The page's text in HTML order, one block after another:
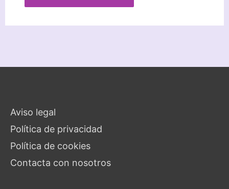
Aviso legal
Política de privacidad
Política de cookies
Contacta con nosotros